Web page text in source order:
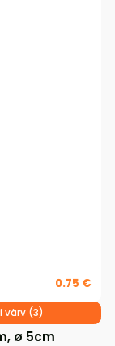
ø 5cm
0.75 €
värv (3)